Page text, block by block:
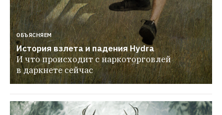
ОБЪЯСНЯЕМ
История взлета и падения Hydra
И что происходит с наркоторговлей
в даркнете сейчас